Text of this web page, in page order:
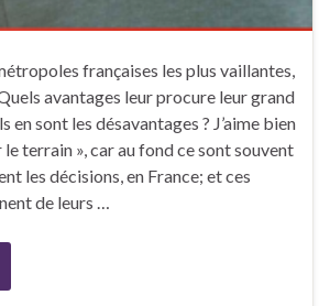
françaises les plus vaillantes,
avantages leur procure leur grand
en sont les désavantages ? J’aime bien
terrain », car au fond ce sont souvent
les décisions, en France; et ces
de leurs …